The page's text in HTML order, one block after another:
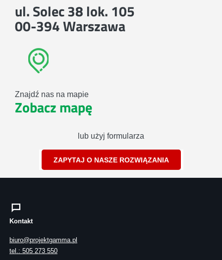
ul. Solec 38 lok. 105
00-394 Warszawa
Znajdź nas na mapie
Zobacz mapę
lub użyj formularza
ZAPYTAJ O NASZE ROZWIĄZANIA
Kontakt
biuro@projektgamma.pl
tel.: 505 273 550